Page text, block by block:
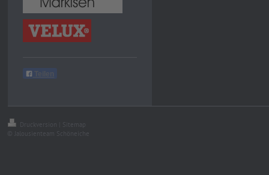
Druckversion
Sitemap
© Jalousienteam Schöneiche